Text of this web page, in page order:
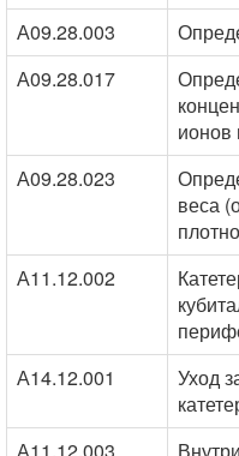
А09.28.003
А09.28.017
ионов
А09.28.023
веса
А11.12.002
А14.12.001
Уход